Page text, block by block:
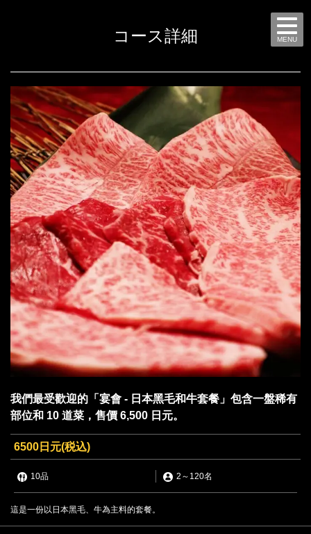
MENU
コース詳細
我們最受歡迎的「宴會 - 日本黑毛和牛套餐」包含一盤稀有
部位和 10 道菜，售價 6,500 日元。
6500日元(税込)
10品 2 ～ 120名
這是一份以日本黑毛、牛為主料的套餐。